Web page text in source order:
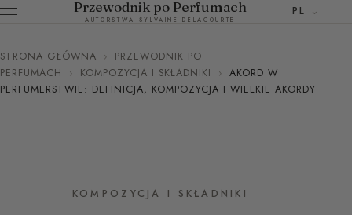
Przewodnik po Perfumach
AUTORSTWA SYLVAINE DELACOURTE
PL
STRONA GŁÓWNA ›
PRZEWODNIK PO
PERFUMACH
› KOMPOZYCJA I SKŁADNIKI › AKORD W
PERFUMERSTWIE: DEFINICJA, KOMPOZYCJA I WIELKIE AKORDY
KOMPOZYCJA I SKŁADNIKI